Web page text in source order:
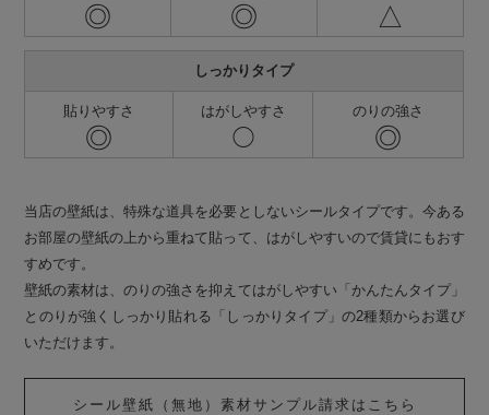
◎ ◎ △
しっかりタイプ
貼りやすさ
◎
はがしやすさ
◯
のりの強さ
◎
当店の壁紙は、特殊な道具を必要としないシールタイプです。今ある
お部屋の壁紙の上から重ねて貼って、はがしやすいので賃貸にもおす
すめです。
壁紙の素材は、のりの強さを抑えてはがしやすい「かんたんタイプ」
とのりが強くしっかり貼れる「しっかりタイプ」の2種類からお選び
いただけます。
シール壁紙（無地）素材サンプル請求はこちら